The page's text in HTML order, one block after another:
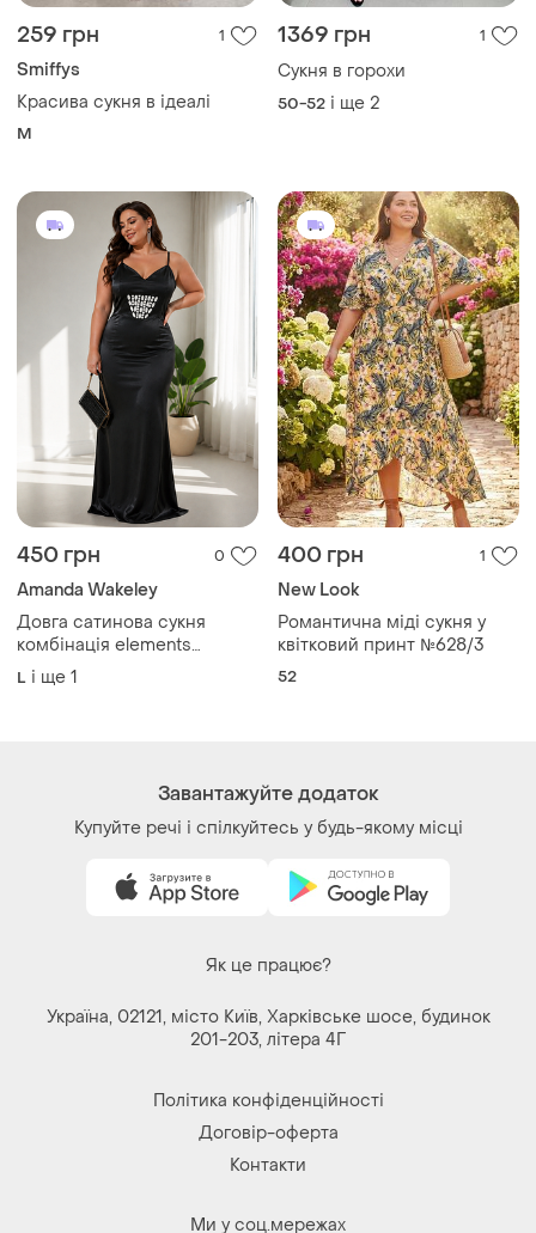
259 грн 1
Smiffys
Красива сукня в ідеалі
M
1369 грн 1
Сукня в горохи
50-52 і ще 2
450 грн 0
Amanda Wakeley
Довга сатинова сукня
комбінація elements
amanda wakeley
L і ще 1
400 грн 1
New Look
Романтична міді сукня у
квітковий принт №628/3
52
Завантажуйте додаток
Купуйте речі і спілкуйтесь у будь-якому місці
Як це працює?
Україна, 02121, місто Київ, Харківське шосе, будинок
201-203, літера 4Г
Політика конфіденційності
Договір-оферта
Контакти
Ми у соц.мережах